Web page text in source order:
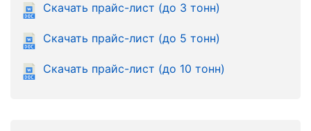
Скачать прайс-лист (до 3 тонн)
Скачать прайс-лист (до 5 тонн)
Скачать прайс-лист (до 10 тонн)